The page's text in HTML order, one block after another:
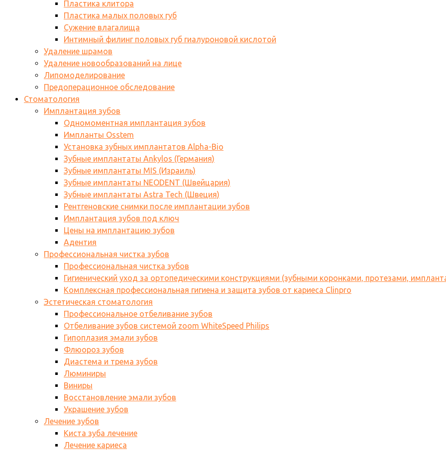
Пластика клитора
Пластика малых половых губ
Сужение влагалища
Интимный филинг половых губ гиалуроновой кислотой
Удаление шрамов
Удаление новообразований на лице
Липомоделирование
Предоперационное обследование
Стоматология
Имплантация зубов
Одномоментная имплантация зубов
Импланты Osstem
Установка зубных имплантатов Alpha-Bio
Зубные имплантаты Ankylos (Германия)
Зубные имплантаты MIS (Израиль)
Зубные имплантаты NEODENT (Швейцария)
Зубные имплантаты Astra Tech (Швеция)
Рентгеновские снимки после имплантации зубов
Имплантация зубов под ключ
Цены на имплантацию зубов
Адентия
Профессиональная чистка зубов
Профессиональная чистка зубов
Гигиенический уход за ортопедическими конструкциями (зубными коронками, протезами,
Комплексная профессиональная гигиена и защита зубов от кариеса Clinpro
Эстетическая стоматология
Профессиональное отбеливание зубов
Отбеливание зубов системой zoom WhiteSpeed Philips
Гипоплазия эмали зубов
Флюороз зубов
Диастема и трема зубов
Люминиры
Виниры
Восстановление эмали зубов
Украшение зубов
Лечение зубов
Киста зуба лечение
Лечение кариеса